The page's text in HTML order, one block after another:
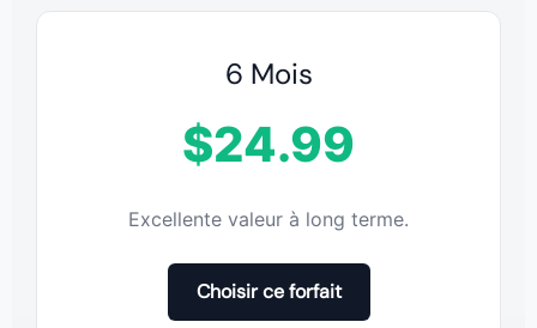
6 Mois
$24.99
Excellente valeur à long terme.
Choisir ce forfait